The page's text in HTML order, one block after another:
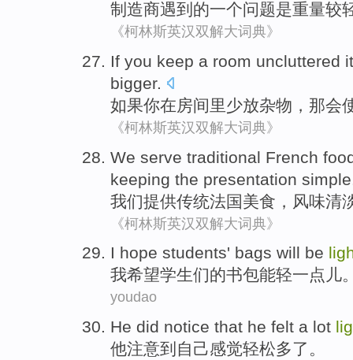
制造商遇到 的一个问题是重量较
《柯林斯英汉双解大词典》
If you keep a room uncluttered
bigger.
如果你在房间里少放杂物 ，那会
《柯林斯英汉双解大词典》
We serve traditional French
keeping the presentation simple
我们提供传统法国美食 ， 风味清
《柯林斯英汉双解大词典》
I hope students' bags will be
我希望学生们的书包能轻一点儿
youdao
He did notice that he felt a lot
他注意到自己感觉轻松多了。